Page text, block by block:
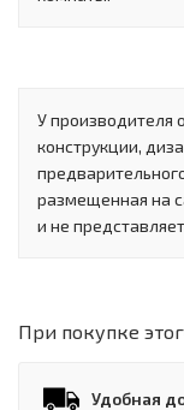
У производителя
конструкции,
размещенная на
и не
При покупке
Удобная